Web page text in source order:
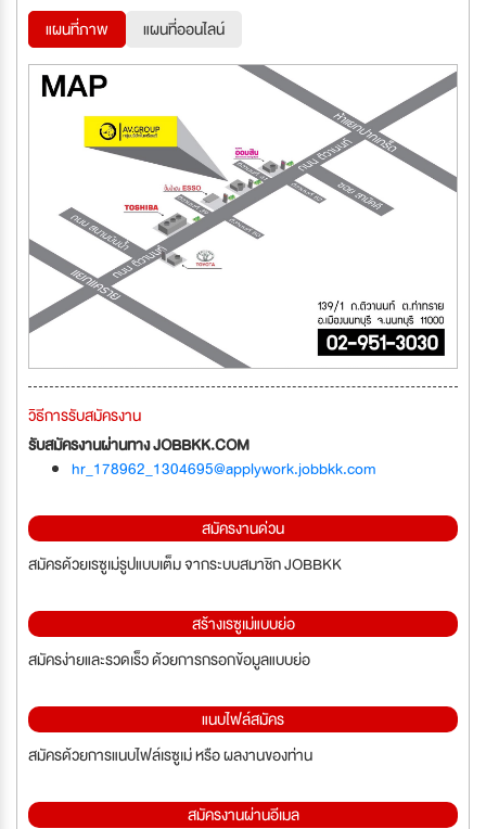
แผนที่ภาพ
แผนที่ออนไลน์
วิธีการรับสมัครงาน
รับสมัครงานผ่านทาง JOBBKK.COM
hr_178962_1304695@applywork.jobbkk.com
สมัครงานด่วน
สมัครด้วยเรซูเม่รูปแบบเต็ม จากระบบสมาชิก JOBBKK
สร้างเรซูเม่แบบย่อ
สมัครง่ายและรวดเร็ว ด้วยการกรอกข้อมูลแบบย่อ
แนบไฟล์สมัคร
สมัครด้วยการแนบไฟล์เรซูเม่ หรือ ผลงานของท่าน
สมัครงานผ่านอีเมล